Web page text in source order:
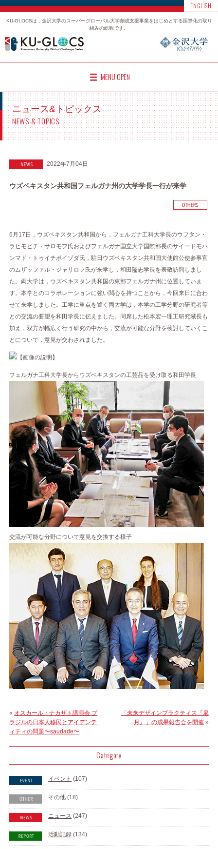
ENGLISH
KU-GLOCSは，金沢大学のスーパーグローバル大学創成支援事業をはじめとする国際化の取り
組みの総称です。
MENU OPEN
ニュース&トピックス
NEWS & TOPICS
2022年7月04日
ウズベキスタン共和国フェルガナ州の大学学長一行が来学
6月17日，ウズベキスタン共和国から，フェルガナ工科大学長のウフタン・
ラヒモビチ・サロモフ氏およびフェルガナ国立大学国際部長のサイードモハ
ンマド・トゥイチボイゾダ氏，駐日ウズベキスタン共和国大使館公使参事官
のムザッファル・ジャリロフ氏が来学し，和田隆志学長を表敬訪問しまし
た。両大学は，ウズベキスタン共和国の東部フェルガナ州に位置していま
す。本学とのコラボレーションに強い関心を持つことから，今回来日に合わ
せて来学しました。工学に重点を置く両大学は，本学の工学分野の研究者等
との交流の要望を和田学長に伝えました。同席した松本宏一理工研究域長も
加え，双方が幅広く行う研究の中から，交流が可能な分野を検討していくこ
とについて，意見が交わされました。
フェルガナ工科大学長からウズベキスタンの工芸品を受け取る和田学長
交流が可能な分野について意見を交換する様子
« オスカール・ナカザト講演会 ブ
ラジルの日本人移民とアイデンテ
ィティの問題〜saudade〜
「未来デザインプラクティス『皐
月』」の成果報告会を開催»
Category
イベント (107)
その他 (18)
ニュース (247)
活動記録 (134)